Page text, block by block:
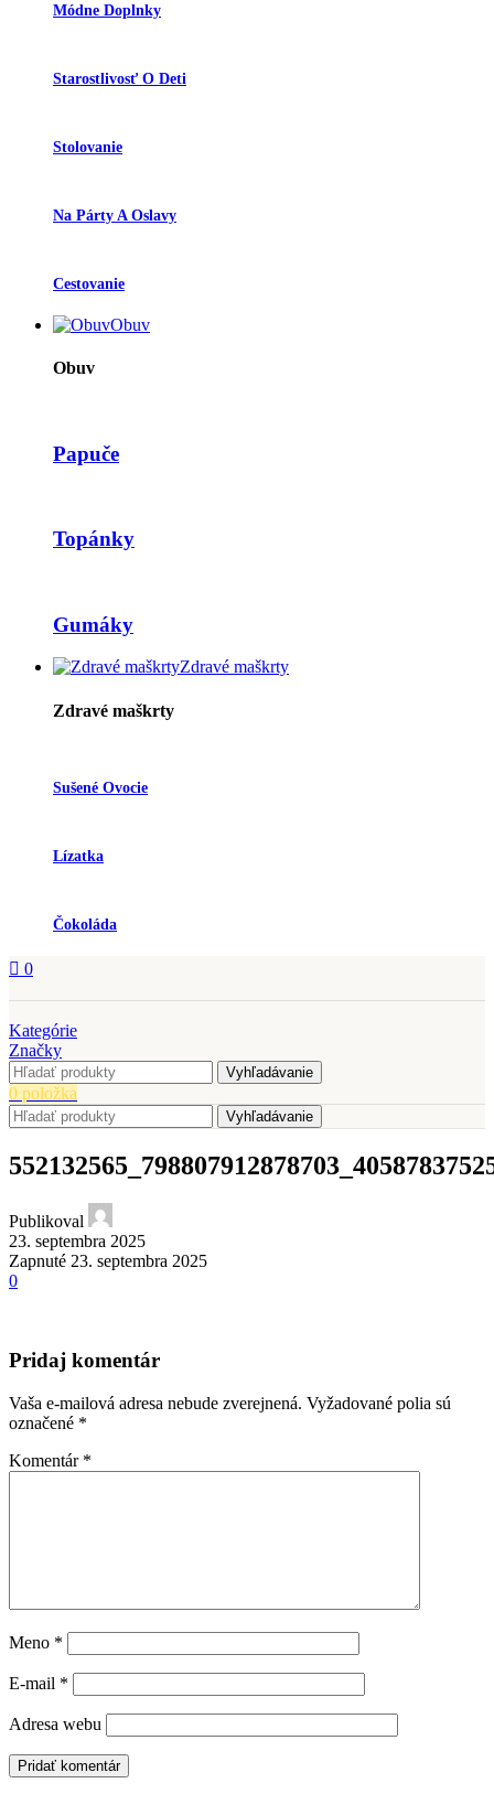
Módne Doplnky
Starostlivosť O Deti
Stolovanie
Na Párty A Oslavy
Cestovanie
Obuv
Obuv
Papuče
Topánky
Gumáky
Zdravé maškrty
Zdravé maškrty
Sušené Ovocie
Lízatka
Čokoláda
0
Kategórie
Značky
Vyhľadávanie
0 položka
Vyhľadávanie
Publikoval
23. septembra 2025
Zapnuté 23. septembra 2025
0
Pridaj komentár
Vaša e-mailová adresa nebude zverejnená. Vyžadované polia sú
označené *
Komentár *
Meno *
E-mail *
Adresa webu